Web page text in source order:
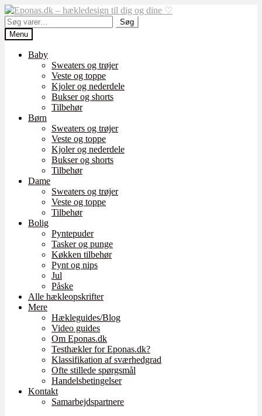
Spring
til
navigation
Spring
til
indhold
Søg
efter:
Søg
Menu
Baby
Sweaters og trøjer
Veste og toppe
Kjoler og nederdele
Bukser og shorts
Tilbehør
Børn
Sweaters og trøjer
Veste og toppe
Kjoler og nederdele
Bukser og shorts
Tilbehør
Dame
Sweaters og trøjer
Veste og toppe
Tilbehør
Bolig
Pyntepuder
Tasker og punge
Køkken tilbehør
Pynt og nips
Jul
Påske
Alle hækleopskrifter
Mere
Hækleguides/Blog
Video guides
Om Eponas.dk
Testhækler for Eponas.dk?
Klassifikation af sværhedgrad
Ofte stillede spørgsmål
Handelsbetingelser
Kontakt
Samarbejdspartnere